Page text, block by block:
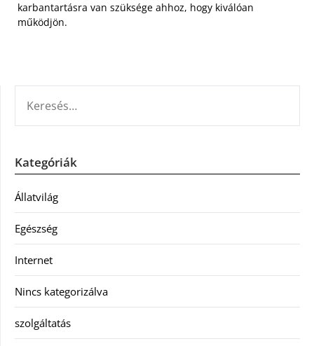
karbantartásra van szüksége ahhoz, hogy kiválóan
működjön.
Kategóriák
Állatvilág
Egészség
Internet
Nincs kategorizálva
szolgáltatás